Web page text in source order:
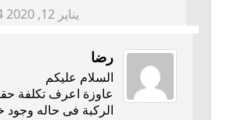
يناير 12, 2020 at 10:14 ص
رضا
السلام عليكم
عاوزة اعرف تكلفة
الركبة فى حاله وجود